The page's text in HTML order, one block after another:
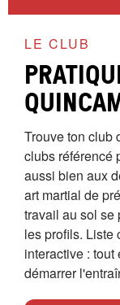
LE CLUB
Trouve ton club
clubs référencé
aussi bien aux
art martial de
travail au sol se
les profils. Liste
interactive :
démarrer